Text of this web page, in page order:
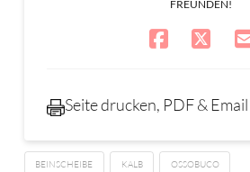
FREUNDEN!
Seite drucken, PDF & Email
BEINSCHEIBE KALB OSSOBUCO